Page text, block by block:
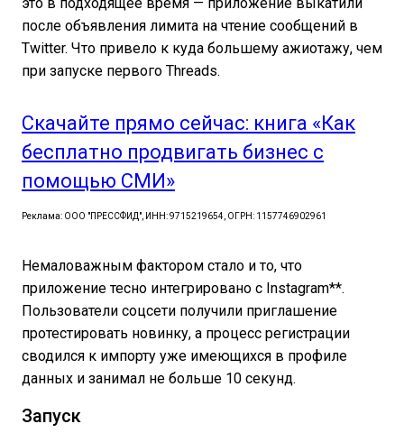
это в подходящее время — приложение выкатили
после объявления лимита на чтение сообщений в
Twitter. Что привело к куда большему ажиотажу, чем
при запуске первого Threads.
Скачайте прямо сейчас: книга «Как
бесплатно продвигать бизнес с
помощью СМИ»
Реклама: ООО "ПРЕССФИД", ИНН: 9715219654, ОГРН: 1157746902961
Немаловажным фактором стало и то, что
приложение тесно интегрировано с Instagram**.
Пользователи соцсети получили приглашение
протестировать новинку, а процесс регистрации
сводился к импорту уже имеющихся в профиле
данных и занимал не больше 10 секунд.
Запуск